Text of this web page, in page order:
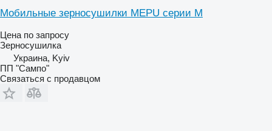
Мобильные зерносушилки MEPU серии M
Цена по запросу
Зерносушилка
Украина, Kyiv
ПП "Сампо"
Связаться с продавцом